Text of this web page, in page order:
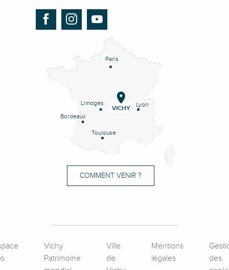
Paris
Lyon
Limoges
Bordeaux
Toulouse
VICHY
COMMENT VENIR ?
Vichy
Patrimoine
Ville
de
Mentions
légales
des